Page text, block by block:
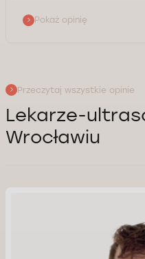
Pokaż opinię
Przeczytaj wszystkie opinie
Lekarze-
Wrocławiu